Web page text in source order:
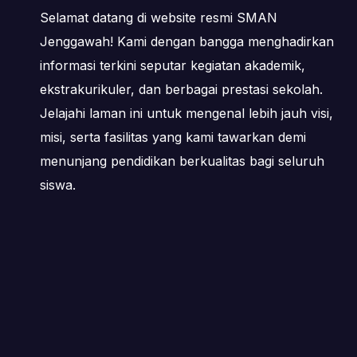
Selamat datang di website resmi SMAN
Jenggawah! Kami dengan bangga menghadirkan
informasi terkini seputar kegiatan akademik,
ekstrakurikuler, dan berbagai prestasi sekolah.
Jelajahi laman ini untuk mengenal lebih jauh visi,
misi, serta fasilitas yang kami tawarkan demi
menunjang pendidikan berkualitas bagi seluruh
siswa.